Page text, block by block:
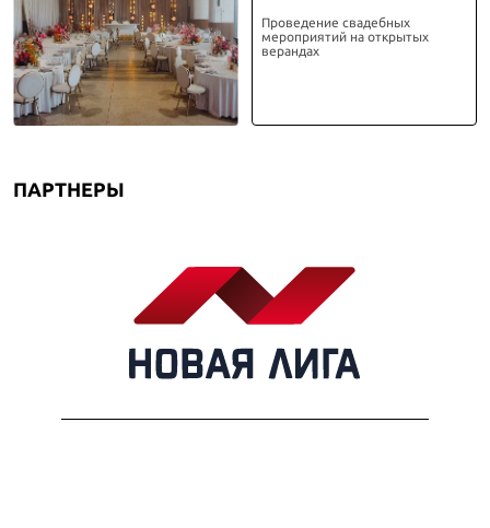
Проведение свадебных
мероприятий на открытых
верандах
ПАРТНЕРЫ